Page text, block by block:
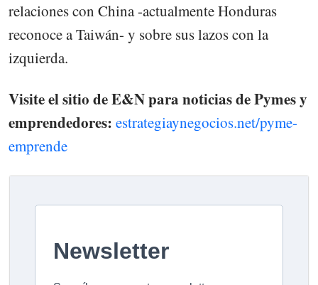
relaciones con China -actualmente Honduras
reconoce a Taiwán- y sobre sus lazos con la
izquierda.
Visite el sitio de E&N para noticias de Pymes y
emprendedores: estrategiaynegocios.net/pyme-
emprende